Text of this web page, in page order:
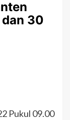
30
Pukul 09.00